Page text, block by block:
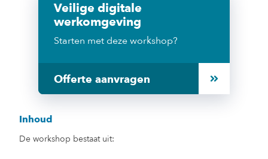
Veilige digitale
werkomgeving
Starten met deze workshop?
Offerte aanvragen
Inhoud
De workshop bestaat uit: